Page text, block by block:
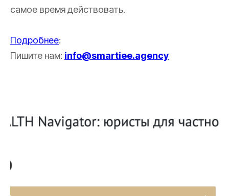
самое время действовать.
Подробнее:
Пишите нам: info@smartiee.agency